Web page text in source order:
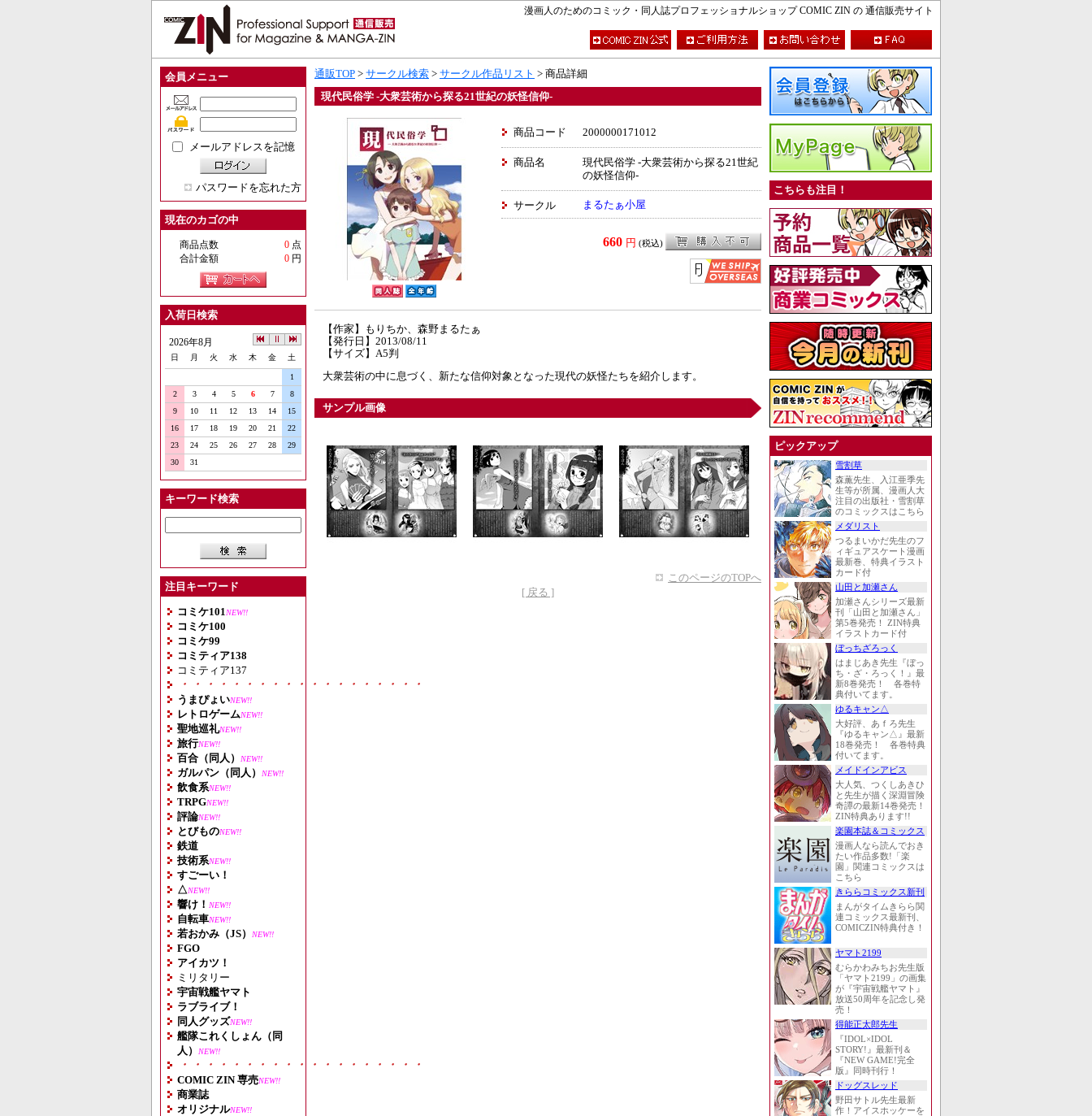
漫画人のためのコミック・同人誌プロフェッショナルショップ COMIC ZIN の 通信販売サイト
会員メニュー
メールアドレスを記憶
パスワードを忘れた方
現在のカゴの中
商品点数 0 点
合計金額
0 円
入荷日検索
2026年8月
日 月 火 水 木 金 土
1
2
3 4 5 6 7
8
9
10 11 12 13 14
15
16
17 18 19 20 21
22
23
24 25 26 27 28
29
30
31
キーワード検索
注目キーワード
コミケ101 NEW!!
コミケ100
コミケ99
コミティア138
コミティア137
・・・・・・・・・・・・・・・・・・・
うまぴょいNEW!!
レトロゲームNEW!!
聖地巡礼NEW!!
旅行NEW!!
百合（同人） NEW!!
ガルパン（同人） NEW!!
飲食系NEW!!
TRPGNEW!!
評論NEW!!
とびものNEW!!
鉄道
技術系NEW!!
すごーい！
△NEW!!
響け！ NEW!!
自転車NEW!!
若おかみ（JS） NEW!!
FGO
アイカツ！
ミリタリー
宇宙戦艦ヤマト
ラブライブ！
同人グッズNEW!!
艦隊これくしょん（同
人）
NEW!!
・・・・・・・・・・・・・・・・・・・
COMIC ZIN 専売NEW!!
商業誌
オリジナルNEW!!
通販TOP > サークル検索 > サークル作品リスト > 商品詳細
現代民俗学 -大衆芸術から探る21世紀の妖怪信仰-
商品コード 2000000171012
商品名
現代民俗学 -大衆芸術から探る21世紀
の妖怪信仰-
サークル まるたぁ小屋
660 円 (税込)
【作家】もりちか、森野まるたぁ
【発行日】2013/08/11
【サイズ】A5判
大衆芸術の中に息づく、新たな信仰対象となった現代の妖怪たちを紹介します。
サンプル画像
このページのTOPへ
[ 戻る ]
こちらも注目！
ピックアップ
雪割草
森薫先生、入江亜季先
生等が所属、漫画人大
注目の出版社・雪割草
のコミックスはこちら
メダリスト
つるまいかだ先生のフ
ィギュアスケート漫画
最新巻、特典イラスト
カード付
山田と加瀬さん
加瀬さんシリーズ最新
刊「山田と加瀬さん」
第5巻発売！ ZIN特典
イラストカード付
ぼっちざろっく
はまじあき先生『ぼっ
ち・ざ・ろっく！』最
新8巻発売！ 各巻特
典付いてます。
ゆるキャン△
大好評、あｆろ先生
『ゆるキャン△』最新
18巻発売！ 各巻特典
付いてます。
メイドインアビス
大人気、つくしあきひ
と先生が描く深淵冒険
奇譚の最新14巻発売！
ZIN特典あります!!
楽園本誌＆コミックス
漫画人なら読んでおき
たい作品多数!「楽
園」関連コミックスは
こちら
きららコミックス新刊
まんがタイムきらら関
連コミックス最新刊、
COMICZIN特典付き！
ヤマト2199
むらかわみちお先生版
「ヤマト2199」の画集
が『宇宙戦艦ヤマト』
放送50周年を記念し発
売！
得能正太郎先生
『IDOL×IDOL
STORY!』最新刊＆
『NEW GAME!完全
版』同時刊行！
ドッグスレッド
野田サトル先生最新
作！アイスホッケーを